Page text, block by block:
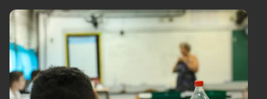
Agronegócios
Brasil
Brasil Mineral
Ciência &
Tecnologia
Cinema
Comportamento
Cultura
Educação
Infraestrutura
Internacional
Meio Ambiente
Podcast
Política
Saúde
Tempo